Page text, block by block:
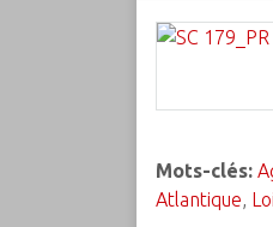
Mots-clés:
Atlantique,